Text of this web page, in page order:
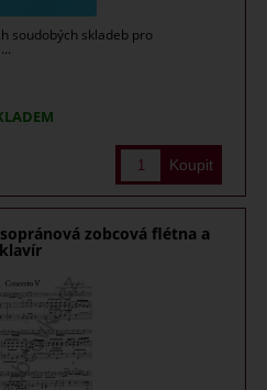
soudobých skladeb pro
zobcová flétna a
klavír